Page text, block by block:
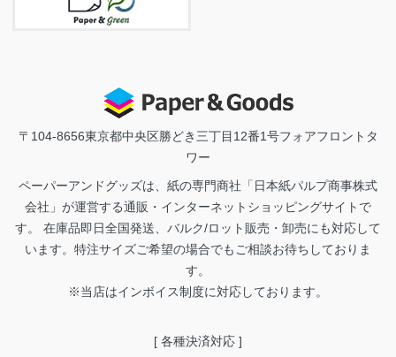
〒104-8656東京都中央区勝どき三丁目12番1号フォアフロントタ
ワー
ペーパーアンドグッズは、紙の専門商社「日本紙パルプ商事株式
会社」が運営する通販・インターネットショッピングサイトで
す。 在庫品即日全国発送、バルク/ロット販売・卸売にも対応して
います。特注サイズご希望の場合でもご相談お待ちしておりま
す。
※当店はインボイス制度に対応しております。
[ 各種決済対応 ]